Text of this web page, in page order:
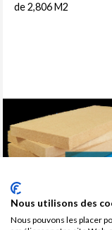
de 2,806 M2
Nous utilisons des
Nous pouvons les placer